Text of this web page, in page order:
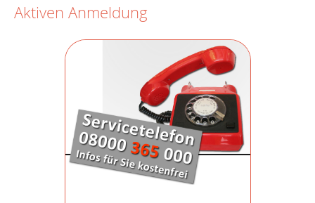
Aktiven Anmeldung